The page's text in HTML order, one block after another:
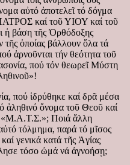
αὐτό ἀποτελεῖ τό δόγμα
καί τοῦ ΥΙΟΥ καί τοῦ
βάση τῆς Ὀρθόδοξης
τῆς ὁποίας βάλλουν ὅλα τά
ἀρνοῦνται τήν θεότητα τοῦ
πού τόν θεωρεῖ Μύστη
πού ἱδρύθηκε καί δρᾶ μέσα
ἀληθινό ὄνομα τοῦ Θεοῦ καί
«Μ.Α.Τ.Σ.»; Ποιά ἄλλη
τόλμημα, παρά τό μῖσος
γενικά κατά τῆς Ἁγίας
τόσο ὠμά νά ἀγνοήσῃ;